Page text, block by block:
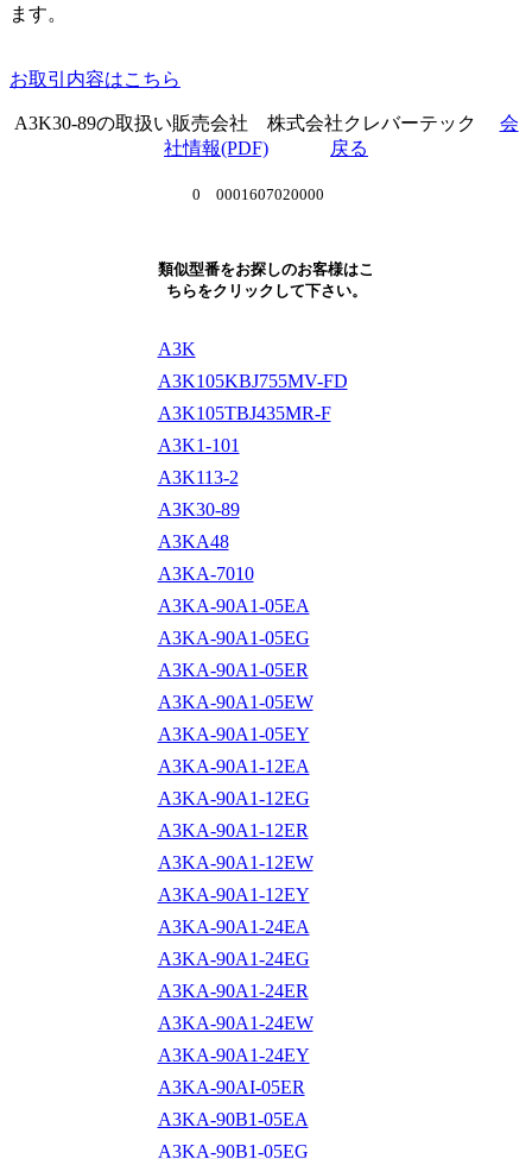
ます。
お取引内容はこちら
A3K30-89の取扱い販売会社 株式会社クレバーテック 会
社情報(PDF)
戻る
0 0001607020000
類似型番をお探しのお客様はこ
ちらをクリックして下さい。
A3K
A3K105KBJ755MV-FD
A3K105TBJ435MR-F
A3K1-101
A3K113-2
A3K30-89
A3KA48
A3KA-7010
A3KA-90A1-05EA
A3KA-90A1-05EG
A3KA-90A1-05ER
A3KA-90A1-05EW
A3KA-90A1-05EY
A3KA-90A1-12EA
A3KA-90A1-12EG
A3KA-90A1-12ER
A3KA-90A1-12EW
A3KA-90A1-12EY
A3KA-90A1-24EA
A3KA-90A1-24EG
A3KA-90A1-24ER
A3KA-90A1-24EW
A3KA-90A1-24EY
A3KA-90AI-05ER
A3KA-90B1-05EA
A3KA-90B1-05EG